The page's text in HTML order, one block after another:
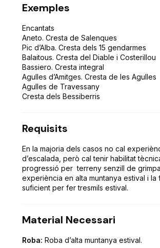
Exemples
Encantats
Aneto. Cresta de Salenques
Pic d’Alba. Cresta dels 15 gendarmes
Balaitous. Cresta del Diable i Costerillou
Bassiero. Cresta integral
Agulles d’Amitges. Cresta de les Agulles
Agulles de Travessany
Cresta dels Bessiberris
Requisits
En la majoria dels casos no cal
d’escalada, però cal tenir habilitat
progressió per terreny senzill de
experiència en alta muntanya estival i la
suficient per fer tresmils estival.
Material Necessari
Roba: Roba d’alta muntanya estival.